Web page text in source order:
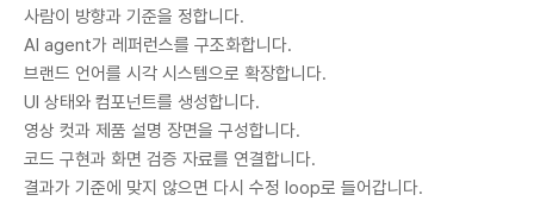
사람이 방향과 기준을 정합니다.
AI agent가 레퍼런스를 구조화합니다.
브랜드 언어를 시각 시스템으로 확장합니다.
UI 상태와 컴포넌트를 생성합니다.
영상 컷과 제품 설명 장면을 구성합니다.
코드 구현과 화면 검증 자료를 연결합니다.
결과가 기준에 맞지 않으면 다시 수정 loop로 들어갑니다.